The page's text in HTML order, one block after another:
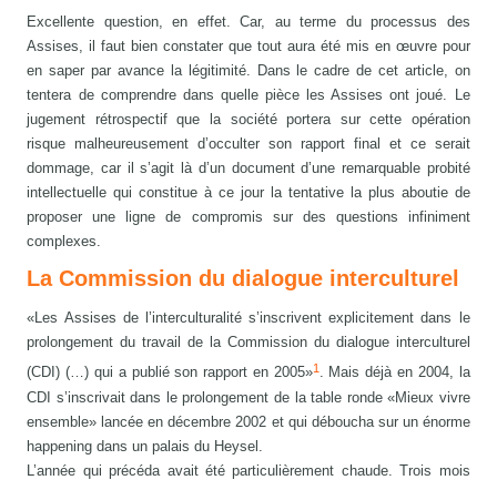
Excellente question, en effet. Car, au terme du processus des
Assises, il faut bien constater que tout aura été mis en œuvre pour
en saper par avance la légitimité. Dans le cadre de cet article, on
tentera de comprendre dans quelle pièce les Assises ont joué. Le
jugement rétrospectif que la société portera sur cette opération
risque malheureusement d’occulter son rapport final et ce serait
dommage, car il s’agit là d’un document d’une remarquable probité
intellectuelle qui constitue à ce jour la tentative la plus aboutie de
proposer une ligne de compromis sur des questions infiniment
complexes.
La Commission du dialogue interculturel
«Les Assises de l’interculturalité s’inscrivent explicitement dans le
prolongement du travail de la Commission du dialogue interculturel
(CDI) (…) qui a publié son rapport en 2005»1. Mais déjà en 2004, la
CDI s’inscrivait dans le prolongement de la table ronde «Mieux vivre
ensemble» lancée en décembre 2002 et qui déboucha sur un énorme
happening dans un palais du Heysel.
L’année qui précéda avait été particulièrement chaude. Trois mois